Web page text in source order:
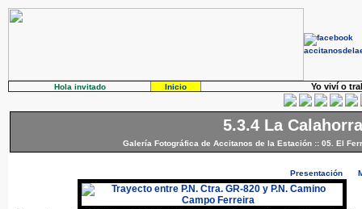
Hola invitado Inicio Yo viví o
5.3.4 La
Galería Fotográfica de Accitanos de la Estación :: 05. El
Presentación